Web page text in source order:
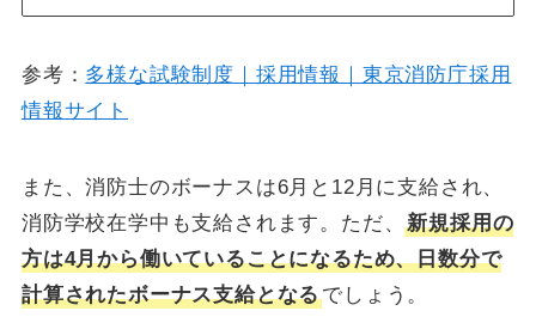
参考： 多様な試験制度｜採用情報｜東京消防庁採用
情報サイト
また、消防士のボーナスは6月と12月に支給され、
消防学校在学中も支給されます。ただ、新規採用の
方は4月から働いていることになるため、日数分で
計算されたボーナス支給となるでしょう。